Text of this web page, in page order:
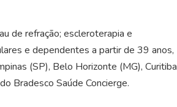
de refração; escleroterapia e
e dependentes a partir de 39 anos,
(SP), Belo Horizonte (MG), Curitiba
Bradesco Saúde Concierge.